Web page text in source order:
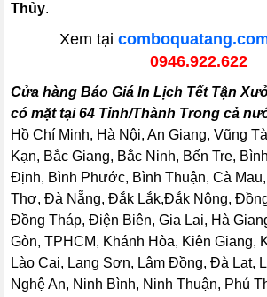
Thủy.
Xem tại
0946.922.622
Cửa hàng Báo Giá In Lịch Tết Tận
có mặt tại 64 Tỉnh/Thành Trong cả
Hồ Chí Minh, Hà Nội, An Giang, Vũng
Kạn, Bắc Giang, Bắc Ninh, Bến Tre,
Định, Bình Phước, Bình Thuận, Cà
Thơ, Đà Nẵng, Đắk Lắk,Đắk Nông,
Đồng Tháp, Điện Biên, Gia Lai, Hà
Gòn, TPHCM, Khánh Hòa, Kiên Giang,
Lào Cai, Lạng Sơn, Lâm Đồng, Đà Lạt,
Nghệ An, Ninh Bình, Ninh Thuận, Phú